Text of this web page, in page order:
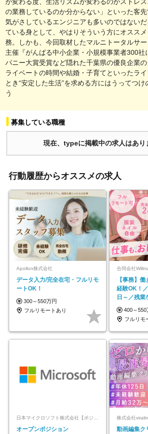
の業務しているのか分からない」といった客
気がさしているエンジニアも多いのではない
ている身として、やはりそういう方にオスス
務。しかも、今回取材したマルニトータルサ
主催『がんばる中小企業・小規模事業者300社
パニー大賞受賞など隠れた千葉県の優良企業
ライベートの時間や結婚・子育てといったラ
とき“安定した生活”を求める方にはうってつ
う
募集している職種
現在、typeに掲載中の求人はあり
行動履歴からオススメの求人
Apollon株式会社
データ入力/完全在宅・フルリモ
ートOK！
300～550万円
フルリモートあり
合同会社
【事務】
経験OK！
日～／残
モートOK
400～550
フルリモ
日本マイクロソフト株式会社【ポジションマッチ登録】
オープンポジション
株式会社
動画編集